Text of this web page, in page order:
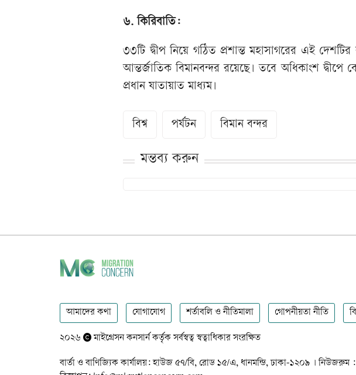
৬. কিরিবাতি:
৩৩টি দ্বীপ নিয়ে গঠিত প্রশান্ত মহাসাগরের এই
আন্তর্জাতিক বিমানবন্দর রয়েছে। তবে অধিকাংশ
প্রধান যাতায়াত মাধ্যম।
বিশ্ব পর্যটন বিমান বন্দর
মন্তব্য করুন
আমাদের কথা যোগাযোগ শর্তাবলি ও নীতিমালা গোপনীয়তা নীতি
২০২৬ মাইগ্রেসন কনসার্ন কর্তৃক সর্বস্বত্ব স্বত্বাধিকার সংরক্ষিত
বার্তা ও বাণিজ্যিক কার্যালয়: হাউজ ৫৭/বি, রোড ১৫/এ, ধানমন্ডি, ঢাকা-১২০৯ ।